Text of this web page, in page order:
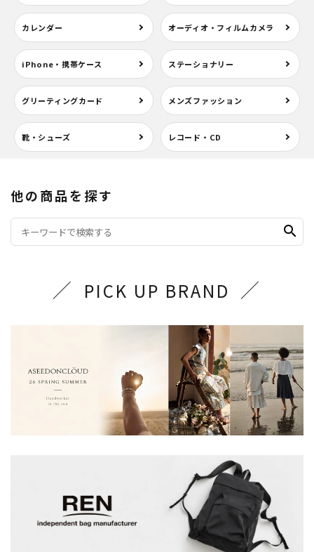
カレンダー オーディオ・フィルムカメラ
iPhone・携帯ケース ステーショナリー
グリーティングカード メンズファッション
靴・シューズ レコード・CD
他の商品を探す
search
PICK UP BRAND